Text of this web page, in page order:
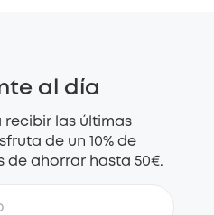
al día
recibir las últimas
de un 10% de
de ahorrar hasta 50€.